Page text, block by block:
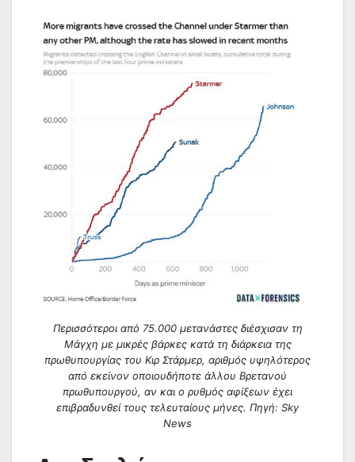
Περισσότεροι από 75.000 μετανάστες διέσχισαν τη
Μάγχη με μικρές βάρκες κατά τη διάρκεια της
πρωθυπουργίας του Κιρ Στάρμερ, αριθμός υψηλότερος
από εκείνον οποιουδήποτε άλλου Βρετανού
πρωθυπουργού, αν και ο ρυθμός αφίξεων έχει
επιβραδυνθεί τους τελευταίους μήνες. Πηγή: Sky
News